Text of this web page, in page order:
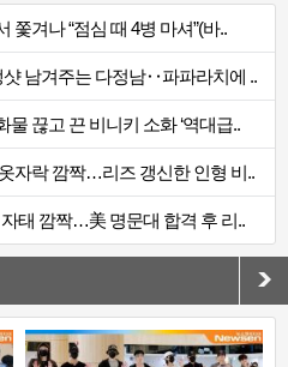
쫓겨나 “점심 때 4병 마셔”(바..
남겨주는 다정남‥파파라치에 ..
끊고 끈 비니키 소화 ‘역대급..
자락 깜짝…리즈 갱신한 인형 비..
태 깜짝…美 명문대 합격 후 리..